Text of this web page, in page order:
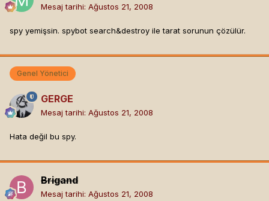
Mesaj tarihi: Ağustos 21, 2008
spy yemişsin. spybot search&destroy ile tarat sorunun çözülür.
Genel Yönetici
GERGE
Mesaj tarihi: Ağustos 21, 2008
Hata değil bu spy.
Brigand
Mesaj tarihi: Ağustos 21, 2008